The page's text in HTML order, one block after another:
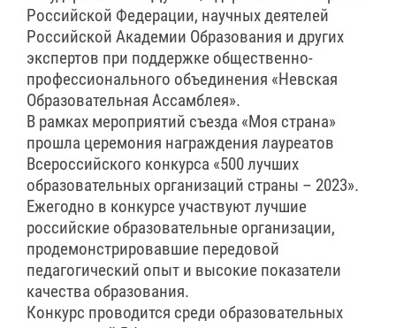
Российской Федерации, научных деятелей
Российской Академии Образования и других
экспертов при поддержке общественно-
профессионального объединения «Невская
Образовательная Ассамблея».
В рамках мероприятий съезда «Моя страна»
прошла церемония награждения лауреатов
Всероссийского конкурса «500 лучших
образовательных организаций страны – 2023».
Ежегодно в конкурсе участвуют лучшие
российские образовательные организации,
продемонстрировавшие передовой
педагогический опыт и высокие показатели
качества образования.
Конкурс проводится среди образовательных